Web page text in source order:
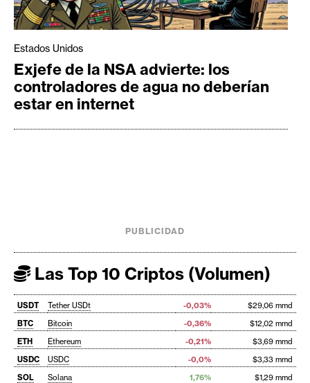
Estados Unidos
Exjefe de la NSA advierte: los
controladores de agua no deberían
estar en internet
PUBLICIDAD
Las Top 10 Criptos (Volumen)
USDT Tether USDt -0,03%
$29,06 mmd
BTC
Bitcoin -0,36%
$12,02 mmd
ETH
Ethereum -0,21%
$3,69 mmd
USDC
USDC -0,0%
$3,33 mmd
SOL
Solana 1,76%
$1,29 mmd